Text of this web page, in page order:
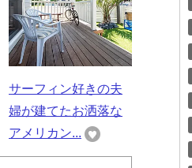
サーフィン好きの夫
婦が建てたお洒落な
アメリカン...